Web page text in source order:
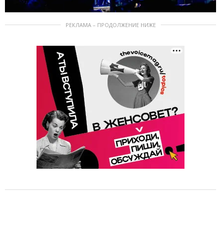
РЕКЛАМА – ПРОДОЛЖЕНИЕ НИЖЕ